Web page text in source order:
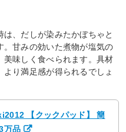
、だしが染みたかぼちゃと
。甘みの効いた煮物が塩気の
味しく食べられます。具材
り満足感が得られるでしょ
【クックパッド】 簡
万品